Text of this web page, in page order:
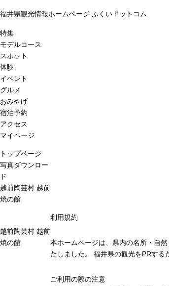
福井県観光情報ホームページ ふくいドットコム
特集
モデルコース
スポット
体験
イベント
グルメ
おみやげ
宿泊予約
アクセス
マイページ
トップページ
写真ダウンロー
ド
越前陶芸村 越前
焼の館
越前陶芸村 越前
焼の館
利用規約
本ホームページは、県内の名所・自
たしました。 福井県の観光をPRする
ご利用の際の注意